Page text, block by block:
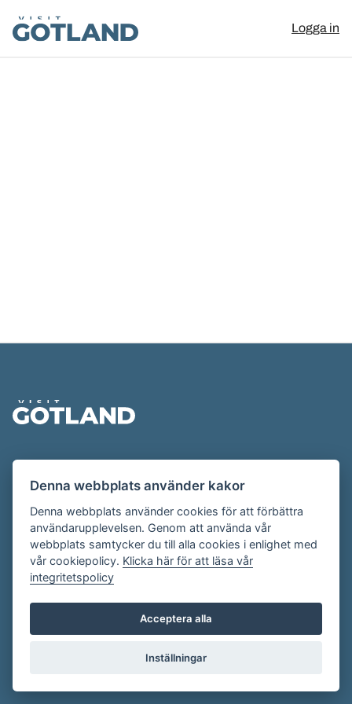
Visit Gotland
Logga in
Evenemangskalendern presenteras av
Destination Gotland påvisitgotland.se.
Har du frågor om evenemangskalendern? Mejla oss på
evenemang@visitgotland.se.
Cookies
Villkor
Skapa konto
Denna webbplats använder kakor
Denna webbplats använder cookies för att förbättra
användarupplevelsen. Genom att använda vår
webbplats samtycker du till alla cookies i enlighet med
vår cookiepolicy. Klicka här för att läsa vår
integritetspolicy
Acceptera alla
Inställningar